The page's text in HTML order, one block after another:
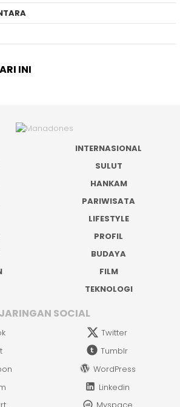
INI
INTERNASIONAL
SULUT
HANKAM
PARIWISATA
LIFESTYLE
PROFIL
BUDAYA
FILM
TEKNOLOGI
JARINGAN SOCIAL
Twitter
Tumblr
WordPress
Linkedin